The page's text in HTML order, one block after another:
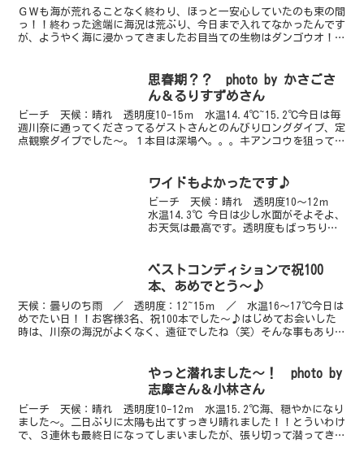
ＧＷも海が荒れることなく終わり、ほっと一安心していたのも束の間
っ！！終わった途端に海況は荒ぶり、今日まで入れてなかったんです
が、ようやく海に浸かってきましたお目当ての生物はダンゴウオ！！
思春期？？ photo by かさごさ
ん＆るりすずめさん
ビーチ 天候：晴れ 透明度10-15ｍ 水温14.4℃~15.2℃今日は毎
週川奈に通ってくださってるゲストさんとのんびりロングダイブ、定
点観察ダイブでした～。１本目は深場へ。。。キアンコウを狙ってい
ワイドもよかったです♪
ビーチ 天候：晴れ 透明度10～12ｍ
水温14.3℃ 今日は少し水面がそよそよ、
お天気は最高です。透明度もばっちり。
イドを狙って行ってきました。アジ・カ
マスがとにかく...
ベストコンディションで祝100
本、あめでとう～♪
天候：曇りのち雨 ／ 透明度：12~15ｍ ／ 水温16～17℃今日は
めでたい日！！お客様3名、祝100本でした～♪はじめてお会いした
時は、川奈の海況がよくなく、遠征でしたね（笑）そんな事もありま
やっと潜れました～！ photo by
志摩さん＆小林さん
ビーチ 天候：晴れ 透明度10-12ｍ 水温15.2℃海、穏やかになり
ました～。二日ぶりに太陽も出てすっきり晴れました！！とういわけ
で、３連休も最終日になってしまいましたが、張り切って潜ってきま